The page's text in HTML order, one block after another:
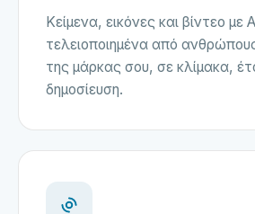
Κείμενα, εικόνες και βίντεο με
τελειοποιημένα από
της μάρκας σου, σε κλίμακα,
δημοσίευση.